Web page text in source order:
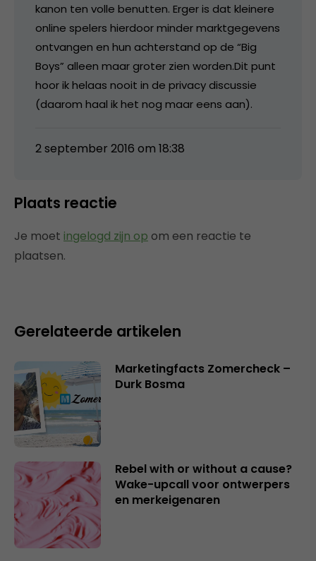
kanon ten volle benutten. Erger is dat kleinere
online spelers hierdoor minder marktgegevens
ontvangen en hun achterstand op de “Big
Boys” alleen maar groter zien worden.Dit punt
hoor ik helaas nooit in de privacy discussie
(daarom haal ik het nog maar eens aan).
2 september 2016 om 18:38
Plaats reactie
Je moet ingelogd zijn op om een reactie te
plaatsen.
Gerelateerde artikelen
Marketingfacts Zomercheck –
Durk Bosma
Rebel with or without a cause?
Wake-upcall voor ontwerpers
en merkeigenaren